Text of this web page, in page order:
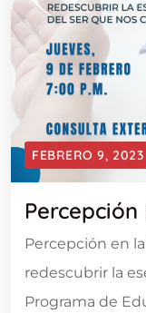
FEBRERO 9, 2023
Percepción
Percepción en
redescubrir la
Programa de